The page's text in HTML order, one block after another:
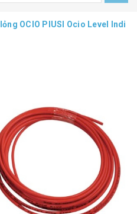
OCIO PIUSI Ocio Level Indi